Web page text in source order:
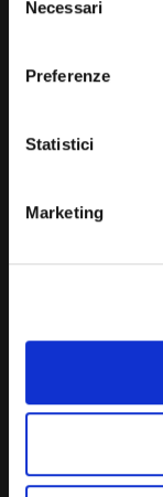
mera chiusura
tutti” o
Selection
Necessari
Preferenze
Statistici
Marketing
Via Giuditta
UFFICIO VENDITE